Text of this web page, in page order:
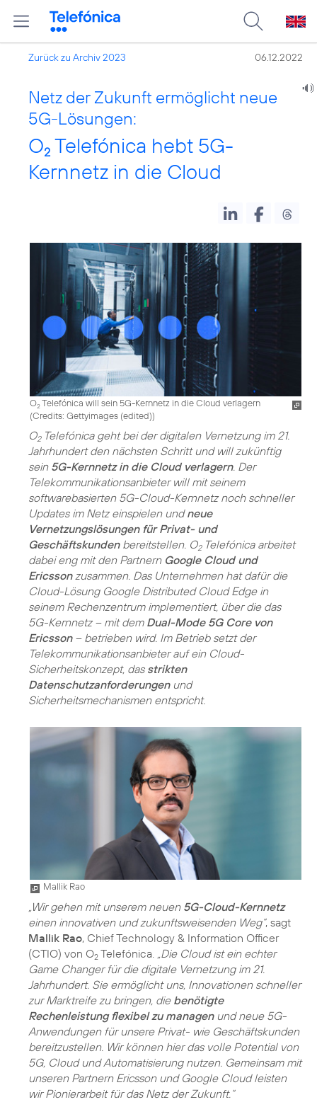
Zurück zu Archiv 2023 06.12.2022
Netz der Zukunft ermöglicht neue
5G-Lösungen:
O2 Telefónica hebt 5G-
Kernnetz in die Cloud
O2Telefónica will sein 5G-Kernnetz in die Cloud verlagern
(Credits: Gettyimages (edited))
O2Telefónica geht bei der digitalen Vernetzung im 21.
Jahrhundert den nächsten Schritt und will zukünftig
sein 5G-Kernnetz in die Cloud verlagern. Der
Telekommunikationsanbieter will mit seinem
softwarebasierten 5G-Cloud-Kernnetz noch schneller
Updates im Netz einspielen undneue
Vernetzungslösungen für Privat- und
Geschäftskundenbereitstellen. O2Telefónica arbeitet
dabei eng mit den Partnern Google Cloud und
Ericssonzusammen. Das Unternehmen hat dafür die
Cloud-Lösung Google Distributed Cloud Edge in
seinem Rechenzentrum implementiert, über die das
5G-Kernnetz – mit dem Dual-Mode 5G Core von
Ericsson– betrieben wird. Im Betrieb setzt der
Telekommunikationsanbieter auf ein Cloud-
Sicherheitskonzept, das strikten
Datenschutzanforderungenund
Sicherheitsmechanismen entspricht.
Mallik Rao
„Wir gehen mit unserem neuen 5G-Cloud-Kernnetz
einen innovativen und zukunftsweisenden Weg“, sagt
Mallik Rao, Chief Technology & Information Officer
(CTIO) von O2 Telefónica. „Die Cloud ist ein echter
Game Changer für die digitale Vernetzung im 21.
Jahrhundert. Sie ermöglicht uns, Innovationen schneller
zur Marktreife zu bringen, die benötigte
Rechenleistung flexibel zu managenund neue 5G-
Anwendungen für unsere Privat- wie Geschäftskunden
bereitzustellen. Wir können hier das volle Potential von
5G, Cloud und Automatisierung nutzen. Gemeinsam mit
unseren Partnern Ericsson und Google Cloud leisten
wir Pionierarbeit für das Netz der Zukunft.“